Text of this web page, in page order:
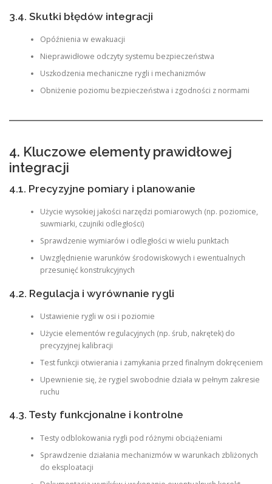
3.4. Skutki błędów integracji
Opóźnienia w ewakuacji
Nieprawidłowe odczyty systemu bezpieczeństwa
Uszkodzenia mechaniczne rygli i mechanizmów
Obniżenie poziomu bezpieczeństwa i zgodności z normami
4. Kluczowe elementy prawidłowej
integracji
4.1. Precyzyjne pomiary i planowanie
Użycie wysokiej jakości narzędzi pomiarowych (np. poziomice,
suwmiarki, czujniki odległości)
Sprawdzenie wymiarów i odległości w wielu punktach
Uwzględnienie warunków środowiskowych i ewentualnych
przesunięć konstrukcyjnych
4.2. Regulacja i wyrównanie rygli
Ustawienie rygli w osi i poziomie
Użycie elementów regulacyjnych (np. śrub, nakrętek) do
precyzyjnej kalibracji
Test funkcji otwierania i zamykania przed finalnym dokręceniem
Upewnienie się, że rygiel swobodnie działa w pełnym zakresie
ruchu
4.3. Testy funkcjonalne i kontrolne
Testy odblokowania rygli pod różnymi obciążeniami
Sprawdzenie działania mechanizmów w warunkach zbliżonych
do eksploatacji